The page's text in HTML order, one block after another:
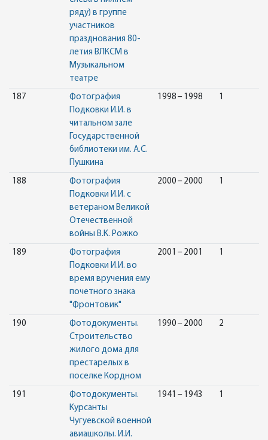
ряду) в группе
участников
празднования 80-
летия ВЛКСМ в
Музыкальном
театре
187
Фотография
Подковки И.И. в
читальном зале
Государственной
библиотеки им. А.С.
Пушкина
1998 – 1998 1
188
Фотография
Подковки И.И. с
ветераном Великой
Отечественной
войны В.К. Рожко
2000 – 2000 1
189
Фотография
Подковки И.И. во
время вручения ему
почетного знака
"Фронтовик"
2001 – 2001 1
190
Фотодокументы.
Строительство
жилого дома для
престарелых в
поселке Кордном
1990 – 2000 2
191
Фотодокументы.
Курсанты
Чугуевской военной
авиашколы. И.И.
1941 – 1943 1